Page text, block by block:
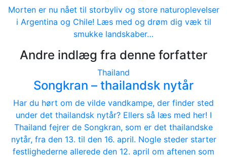
Morten er nu nået til storbyliv og store naturoplevelser
i Argentina og Chile! Læs med og drøm dig væk til
smukke landskaber…
Andre indlæg fra denne forfatter
Thailand
Songkran – thailandsk nytår
Har du hørt om de vilde vandkampe, der finder sted
under det thailandsk nytår? Ellers så læs med her! I
Thailand fejrer de Songkran, som er det thailandske
nytår, fra den 13. til den 16. april. Nogle steder starter
festlighederne allerede den 12. april om aftenen som